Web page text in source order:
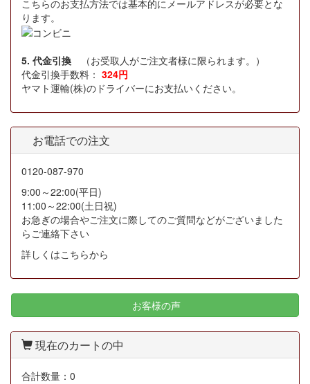
こちらのお支払方法では基本的にメールアドレスが必要とな
ります。
5. 代金引換 （お受取人がご注文者様に限られます。）
代金引換手数料： 324円
ヤマト運輸(株)のドライバーにお支払いください。
お電話での注文
0120-087-970
9:00～22:00(平日)
11:00～22:00(土日祝)
お急ぎの場合やご注文に際してのご質問などがございました
らご連絡下さい
詳しくはこちらから
お客様の声
現在のカートの中
合計数量： 0